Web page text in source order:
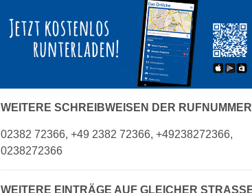
WEITERE SCHREIBWEISEN DER RUFNUMMER
02382 72366, +49 2382 72366, +49238272366,
0238272366
WEITERE EINTRÄGE AUF GLEICHER STRASSE